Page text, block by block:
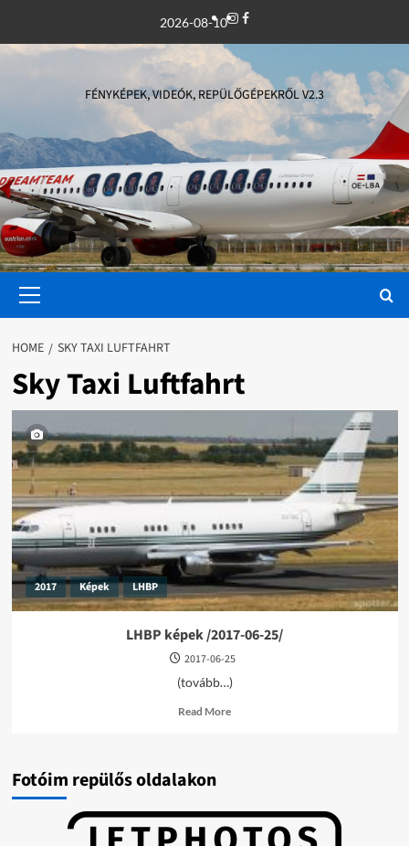
content
2026-08-10Instagram
Facebook
FÉNYKÉPEK, VIDEÓK, REPÜLŐGÉPEKRŐL V2.3
Menu
HOME SKY TAXI LUFTFAHRT
Sky Taxi Luftfahrt
2017 Képek LHBP
LHBP képek /2017-06-25/
2017-06-25
(tovább…)
Read MoreRead
25/
Fotóim repülős oldalakon